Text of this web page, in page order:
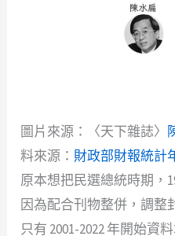
圖片來源：〈天下雜誌〉
料來源： 財政部財報統計
原本想把民選總統時期，
因為配合刊物整併，調整
只有 2001-2022 年開始資